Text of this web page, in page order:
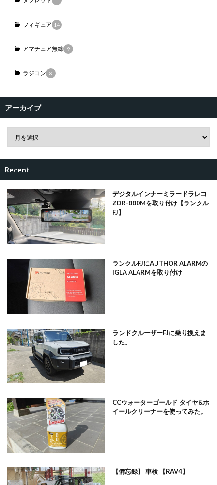
フィギュア 14
アマチュア無線 9
ラジコン 8
アーカイブ
Recent
デジタルインナーミラードラレコ
ZDR-880Mを取り付け【ランクル
FJ】
ランクルFJにAUTHOR ALARMの
IGLA ALARMを取り付け
ランドクルーザーFJに乗り換えま
した。
CCウォーターゴールド タイヤ&ホ
イールクリーナーを使ってみた。
【備忘録】 車検 【RAV4】